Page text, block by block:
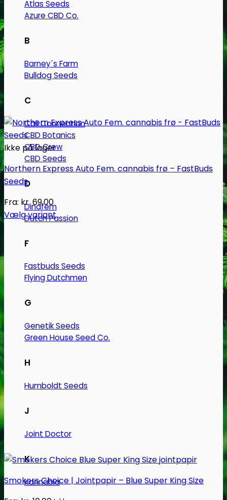
Atlas Seeds
Azure CBD Co.
B
Barney´s Farm
Bulldog Seeds
C
Cali Connection
CBD Botanics
CBD Crew
CBD Seeds
D
Dinafem
Dutch Passion
F
Fastbuds Seeds
Flying Dutchmen
G
Genetik Seeds
Green House Seed Co.
H
Humboldt Seeds
J
Joint Doctor
K
Kannabia
Ikke på lager
Northern Express Auto Fem. cannabis frø – FastBuds
Seeds
Fra: kr.69.00
Vælg variant
Dette
varianter.
vælges
på
varesiden
Smokers Choice | Jointpapir – Blue Super King Size